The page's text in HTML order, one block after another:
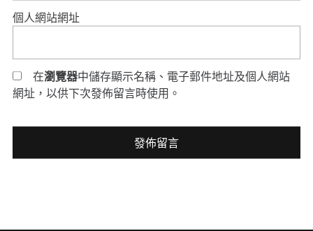
個人網站網址
在瀏覽器中儲存顯示名稱、電子郵件地址及個人網站
網址，以供下次發佈留言時使用。